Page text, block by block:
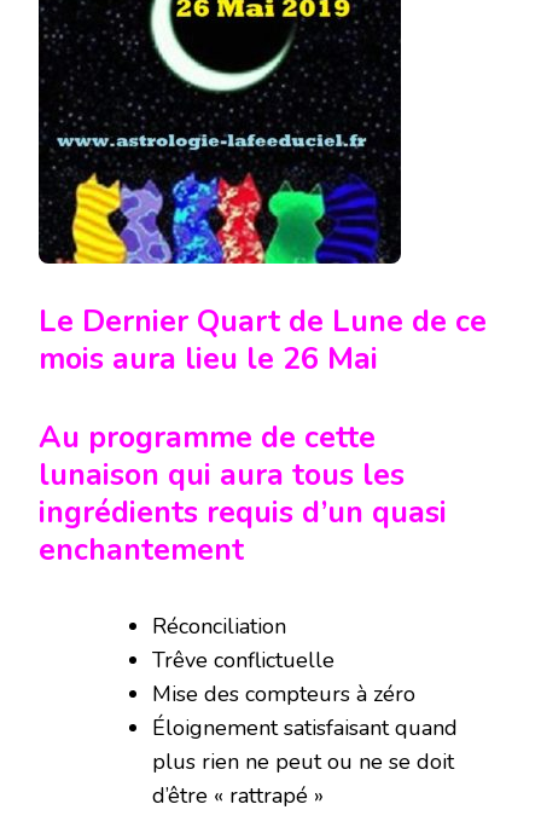
Le Dernier Quart de Lune de ce
mois aura lieu le 26 Mai
Au programme de cette
lunaison qui aura tous les
ingrédients requis d’un quasi
enchantement
Réconciliation
Trêve conflictuelle
Mise des compteurs à zéro
Éloignement satisfaisant quand
plus rien ne peut ou ne se doit
d’être « rattrapé »